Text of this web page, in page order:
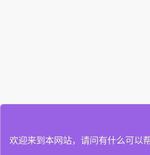
欢迎来到本网站，请问有什么可以帮